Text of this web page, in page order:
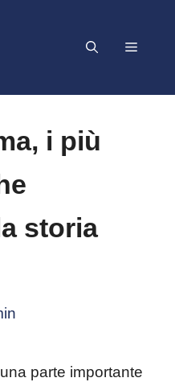
Menu
i più
storia
parte importante